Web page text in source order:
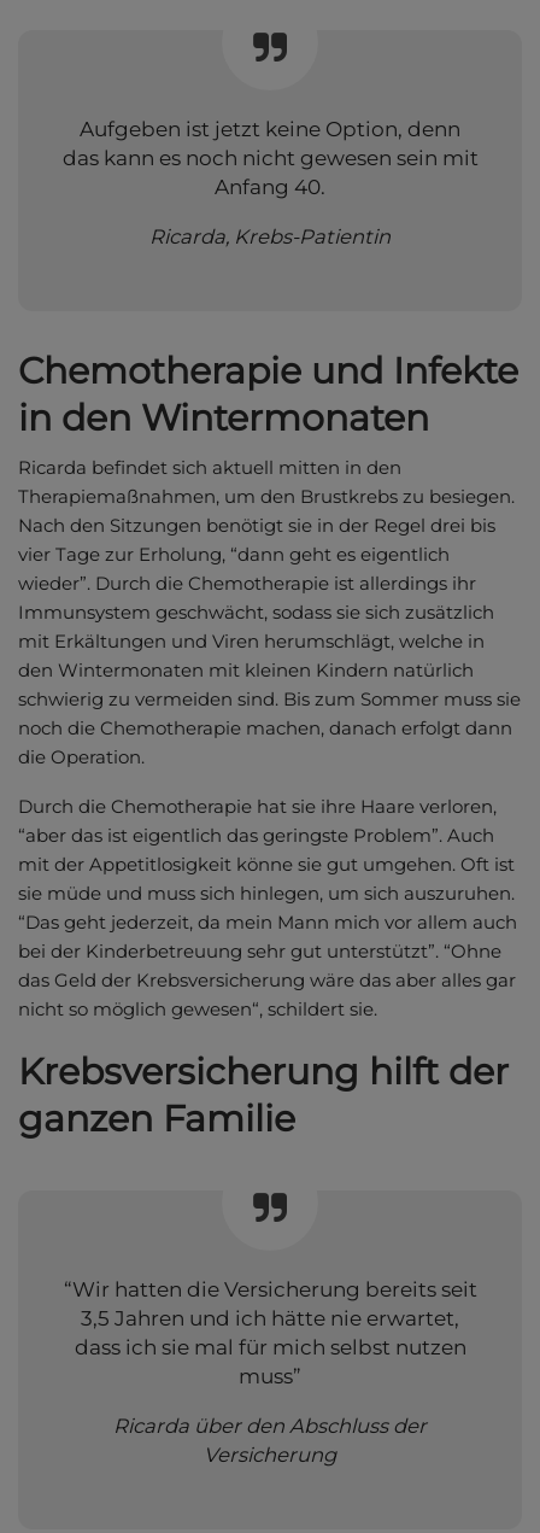
Aufgeben ist jetzt keine Option, denn
das kann es noch nicht gewesen sein mit
Anfang 40.
Ricarda, Krebs-Patientin
Chemotherapie und Infekte
in den Wintermonaten
Ricarda befindet sich aktuell mitten in den
Therapiemaßnahmen, um den Brustkrebs zu besiegen.
Nach den Sitzungen benötigt sie in der Regel drei bis
vier Tage zur Erholung, “dann geht es eigentlich
wieder”. Durch die Chemotherapie ist allerdings ihr
Immunsystem geschwächt, sodass sie sich zusätzlich
mit Erkältungen und Viren herumschlägt, welche in
den Wintermonaten mit kleinen Kindern natürlich
schwierig zu vermeiden sind. Bis zum Sommer muss sie
noch die Chemotherapie machen, danach erfolgt dann
die Operation.
Durch die Chemotherapie hat sie ihre Haare verloren,
“aber das ist eigentlich das geringste Problem”. Auch
mit der Appetitlosigkeit könne sie gut umgehen. Oft ist
sie müde und muss sich hinlegen, um sich auszuruhen.
“Das geht jederzeit, da mein Mann mich vor allem auch
bei der Kinderbetreuung sehr gut unterstützt”. “Ohne
das Geld der Krebsversicherung wäre das aber alles gar
nicht so möglich gewesen“, schildert sie.
Krebsversicherung hilft der
ganzen Familie
“Wir hatten die Versicherung bereits seit
3,5 Jahren und ich hätte nie erwartet,
dass ich sie mal für mich selbst nutzen
muss”
Ricarda über den Abschluss der
Versicherung